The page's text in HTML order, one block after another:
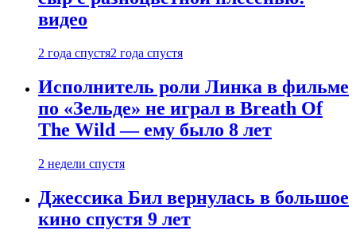
видео
2 года спустя2 года спустя
Исполнитель роли Линка в фильме
по «Зельде» не играл в Breath Of
The Wild — ему было 8 лет
2 недели спустя
Джессика Бил вернулась в большое
кино спустя 9 лет